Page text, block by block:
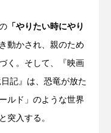
「やりたい時にやり
動かされ、親のため
く。そして、『映画
記』は、恐竜が放た
ルド」のような世界
突入する。